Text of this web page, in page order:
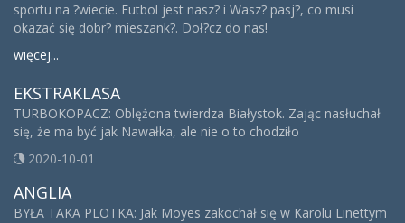
sportu na ?wiecie. Futbol jest nasz? i Wasz? pasj?, co musi
okazać się dobr? mieszank?. Doł?cz do nas!
więcej...
EKSTRAKLASA
TURBOKOPACZ: Oblężona twierdza Białystok. Zając nasłuchał
się, że ma być jak Nawałka, ale nie o to chodziło
2020-10-01
ANGLIA
BYŁA TAKA PLOTKA: Jak Moyes zakochał się w Karolu Linettym